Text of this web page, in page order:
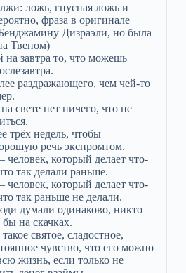
ложь, гнусная ложь и
фраза в оригинале
Дизраэли, но была
Твеном)
на завтра то, что можешь
раздражающего, чем чей-то
свете нет ничего, что не
трёх недель, чтобы
речь экспромтом.
который делает что-
так делали раньше.
который делает что-
так раньше не делали.
думали одинаково, никто
бы на скачках.
святое, сладостное,
чувство, что его можно
жизнь, если только не